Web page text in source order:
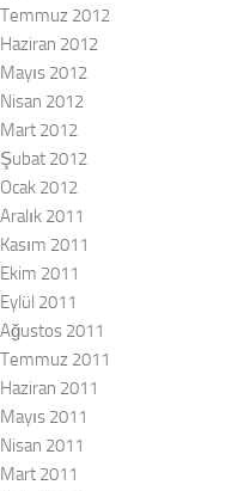
Temmuz 2012
Haziran 2012
Mayıs 2012
Nisan 2012
Mart 2012
Şubat 2012
Ocak 2012
Aralık 2011
Kasım 2011
Ekim 2011
Eylül 2011
Ağustos 2011
Temmuz 2011
Haziran 2011
Mayıs 2011
Nisan 2011
Mart 2011